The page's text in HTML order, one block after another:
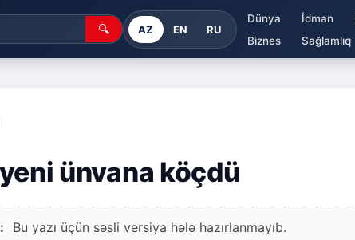
🔍 AZ EN RU
Dünya İdman
Biznes
Sağlamlıq
ünvana köçdü
Bu yazı üçün səsli versiya hələ hazırlanmayıb.